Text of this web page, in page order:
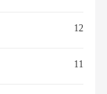
12
11